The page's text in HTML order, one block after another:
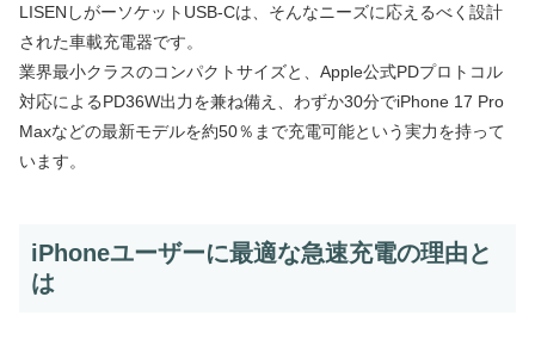
LISENしがーソケットUSB-Cは、そんなニーズに応えるべく設計
された車載充電器です。
業界最小クラスのコンパクトサイズと、Apple公式PDプロトコル
対応によるPD36W出力を兼ね備え、わずか30分でiPhone 17 Pro
Maxなどの最新モデルを約50％まで充電可能という実力を持って
います。
iPhoneユーザーに最適な急速充電の理由と
は